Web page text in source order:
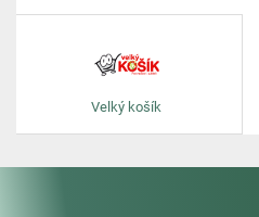
Velký košík